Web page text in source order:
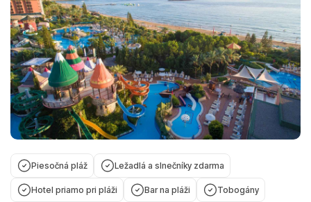
Piesočná pláž Ležadlá a slnečníky zdarma
Hotel priamo pri pláži Bar na pláži Tobogány